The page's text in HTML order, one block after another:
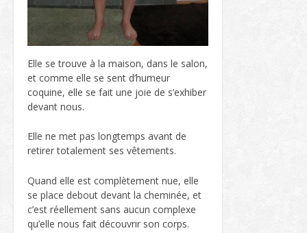
Elle se trouve à la maison, dans le salon,
et comme elle se sent d’humeur
coquine, elle se fait une joie de s’exhiber
devant nous.
Elle ne met pas longtemps avant de
retirer totalement ses vêtements.
Quand elle est complètement nue, elle
se place debout devant la cheminée, et
c’est réellement sans aucun complexe
qu’elle nous fait découvrir son corps.